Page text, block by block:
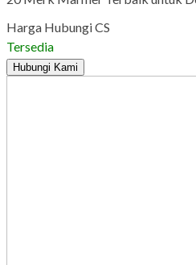
Harga Hubungi CS
Tersedia
Hubungi Kami